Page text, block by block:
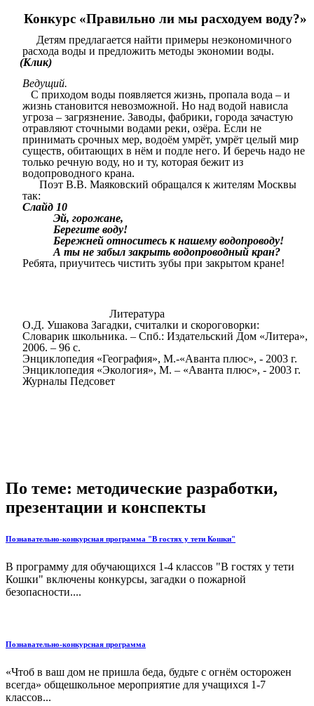
Конкурс «Правильно ли мы расходуем воду?»
Детям предлагается найти примеры неэкономичного
расхода воды и предложить методы экономии воды.
(Клик)
Ведущий.
С приходом воды появляется жизнь, пропала вода – и
жизнь становится невозможной. Но над водой нависла
угроза – загрязнение. Заводы, фабрики, города зачастую
отравляют сточными водами реки, озёра. Если не
принимать срочных мер, водоём умрёт, умрёт целый мир
существ, обитающих в нём и подле него. И беречь надо не
только речную воду, но и ту, которая бежит из
водопроводного крана.
Поэт В.В. Маяковский обращался к жителям Москвы
так:
Слайд 10
Эй, горожане,
Берегите воду!
Бережней относитесь к нашему водопроводу!
А ты не забыл закрыть водопроводный кран?
Ребята, приучитесь чистить зубы при закрытом кране!
Литература
О.Д. Ушакова Загадки, считалки и скороговорки:
Словарик школьника. – Спб.: Издательский Дом «Литера»,
2006. – 96 с.
Энциклопедия «География», М.-«Аванта плюс», - 2003 г.
Энциклопедия «Экология», М. – «Аванта плюс», - 2003 г.
Журналы Педсовет
По теме: методические разработки,
презентации и конспекты
Познавательно-конкурсная программа "В гостях у тети Кошки"
В программу для обучающихся 1-4 классов "В гостях у тети
Кошки" включены конкурсы, загадки о пожарной
безопасности....
Познавательно-конкурсная программа
«Чтоб в ваш дом не пришла беда, будьте с огнём осторожен
всегда» общешкольное мероприятие для учащихся 1-7
классов...